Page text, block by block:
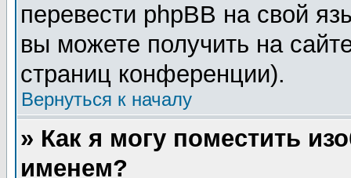
перевести phpBB на свой
вы можете получить на
страниц конференции).
Вернуться к началу
» Как я могу поместить
именем?